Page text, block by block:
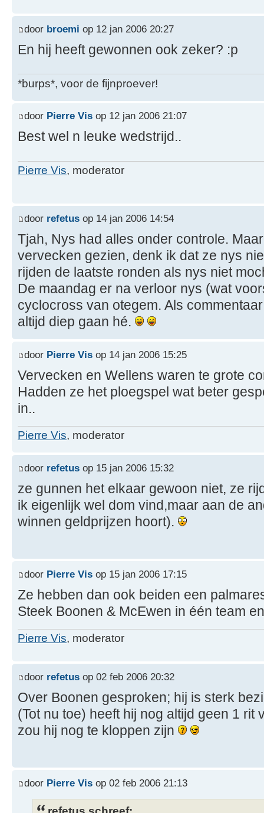
door broemi op 12 jan 2006 20:27
En hij heeft gewonnen ook zeker? :p
*burps*, voor de fijnproever!
door Pierre Vis op 12 jan 2006 21:07
Best wel n leuke wedstrijd..
Pierre Vis, moderator
door refetus op 14 jan 2006 14:54
Tjah, Nys had alles onder controle.
vervecken gezien, denk ik dat ze nys
rijden de laatste ronden als nys niet
De maandag er na verloor nys (wat
cyclocross van otegem. Als
altijd diep gaan hé.
door Pierre Vis op 14 jan 2006 15:25
Vervecken en Wellens waren te grote
Hadden ze het ploegspel wat beter
in..
Pierre Vis, moderator
door refetus op 15 jan 2006 15:32
ze gunnen het elkaar gewoon niet, ze
ik eigenlijk wel dom vind,maar aan de
winnen geldprijzen hoort).
door Pierre Vis op 15 jan 2006 17:15
Ze hebben dan ook beiden een
Steek Boonen & McEwen in één team
Pierre Vis, moderator
door refetus op 02 feb 2006 20:32
Over Boonen gesproken; hij is sterk
(Tot nu toe) heeft hij nog altijd geen 1 rit
zou hij nog te kloppen zijn
door Pierre Vis op 02 feb 2006 21:13